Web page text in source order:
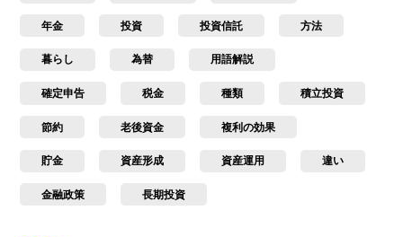
年金 投資 投資信託 方法
暮らし 為替 用語解説
確定申告 税金 種類 積立投資
節約 老後資金 複利の効果
貯金 資産形成 資産運用 違い
金融政策 長期投資